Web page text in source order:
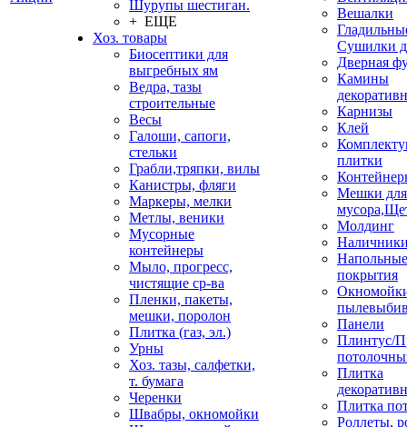
Шурупы шестиган.
+ ЕЩЕ
Хоз. товары
Биосептики для
выгребных ям
Ведра, тазы
строительные
Весы
Галоши, сапоги,
стельки
Грабли,тряпки, вилы
Канистры, фляги
Маркеры, мелки
Метлы, веники
Мусорные
контейнеры
Мыло, прогресс,
чистящие ср-ва
Пленки, пакеты,
мешки, поролон
Плитка (газ, эл.)
Урны
Хоз. тазы, салфетки,
т. бумага
Черенки
Швабры, окномойки
Вешалки
Сушилки
Дверная
Камины
Карнизы
Клей
плитки
Мешки для
Молдинг
Напольные
покрытия
Панели
Плинтус/
Плитка
Плитка
Роллеты,